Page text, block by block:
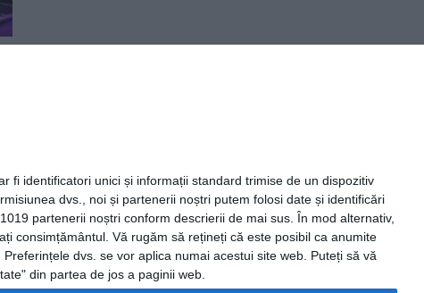
fi identificatori unici și informații standard trimise de un dispozitiv
dvs., noi și partenerii noștri putem folosi date și identificări
partenerii noștri conform descrierii de mai sus. În mod alternativ,
consimțământul. Vă rugăm să rețineți că este posibil ca anumite
dvs. se vor aplica numai acestui site web. Puteți să vă
din partea de jos a paginii web.